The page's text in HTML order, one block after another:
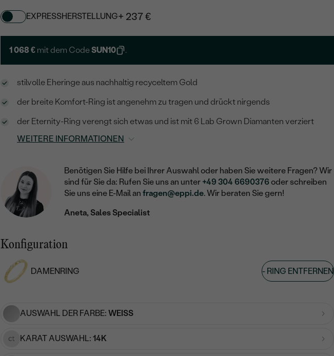
EXPRESSHERSTELLUNG+ 237 €
1 068 € mit dem CodeSUN10 .
stilvolle Eheringe aus nachhaltig recyceltem Gold
der breite Komfort-Ring ist angenehm zu tragen und drückt nirgends
der Eternity-Ring verengt sich etwas und ist mit 6 Lab Grown Diamanten verziert
WEITERE INFORMATIONEN
Benötigen Sie Hilfe bei Ihrer Auswahl oder haben Sie weitere Fragen? Wir
sind für Sie da: Rufen Sie uns an unter +49 304 6690376 oder schreiben
Sie uns eine E-Mail anfragen@eppi.de. Wir beraten Sie gern!
Aneta, Sales Specialist
Konfiguration
DAMENRING -RING ENTFERNEN
AUSWAHL DER FARBE: WEISS
KARAT AUSWAHL: 14K